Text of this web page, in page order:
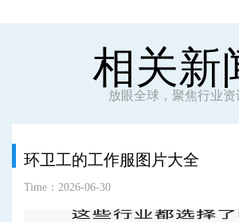
相关新
放眼全球，聚焦行业资
环卫工的工作服图片大全
Time：2026-06-30